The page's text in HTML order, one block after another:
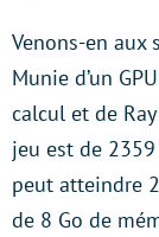
Venons-en aux
Munie d’un
calcul et de
jeu est de
peut atteindre
de 8 Go de